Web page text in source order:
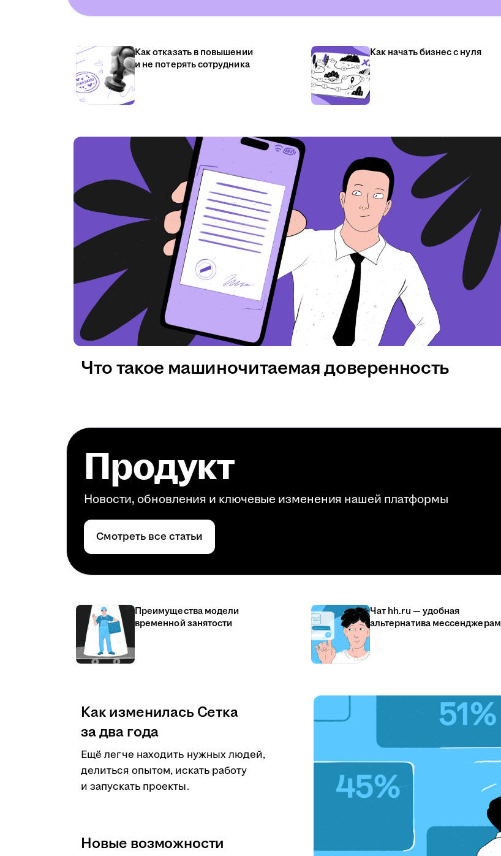
Как отказать в повышении
и не потерять сотрудника
Как начать бизнес с нуля
Что такое машиночитаемая доверенность
Продукт
Новости, обновления и ключевые изменения нашей платформы
Смотреть все статьи
Преимущества модели
временной занятости
Чат hh.ru — удобная
альтернатива мессенджерам
Как изменилась Сетка
за два года
Ещё легче находить нужных людей,
делиться опытом, искать работу
и запускать проекты.
Новые возможности